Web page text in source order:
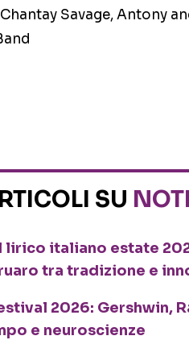
Savage, Antony
SU
lirico italiano estate
tra tradizione e
2026: Gershwin,
e neuroscienze